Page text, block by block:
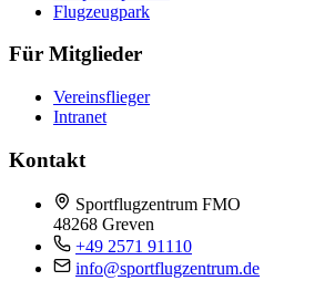
Flugzeugpark
Für Mitglieder
Vereinsflieger
Intranet
Kontakt
Sportflugzentrum FMO
48268 Greven
+49 2571 91110
info@sportflugzentrum.de